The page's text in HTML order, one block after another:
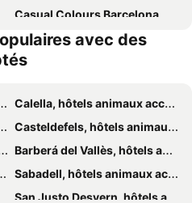
Casual Colours Barcelona
Hotel Continental Barcelona
Grand Hyatt Barcelona
Motel One Barcelona-Ciutadella
Hilton Diagonal Mar Barcelona
INNSiDE Barcelona Apolo
Hotel Best Auto Hogar
avec des
Calella, hôtels animaux acceptés
Casteldefels, hôtels animaux acceptés
Barberá del Vallès, hôtels animaux acceptés
Sabadell, hôtels animaux acceptés
San Justo Desvern, hôtels animaux acceptés